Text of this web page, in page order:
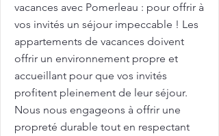
vacances avec Pomerleau : pour offrir à
vos invités un séjour impeccable ! Les
appartements de vacances doivent
offrir un environnement propre et
accueillant pour que vos invités
profitent pleinement de leur séjour.
Nous nous engageons à offrir une
propreté durable tout en respectant